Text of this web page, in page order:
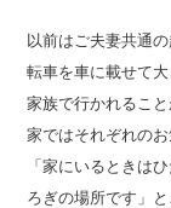
以前はご夫妻共通
転車を車に載せて
家族で行かれるこ
家ではそれぞれの
「家にいるときは
ろぎの場所です」と